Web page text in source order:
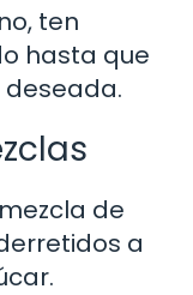
ten
hasta que
de
a